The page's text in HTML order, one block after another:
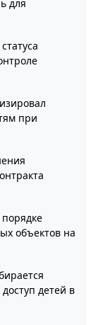
для
при
объектов на
детей в